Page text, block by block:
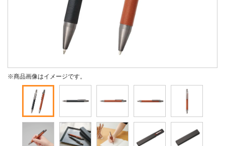
※商品画像はイメージです。